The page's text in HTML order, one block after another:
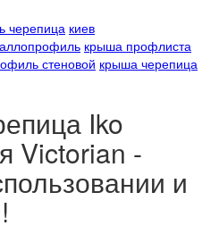
черепица киев
крыша профлиста
стеновой крыша черепица
Iko
Victorian -
и